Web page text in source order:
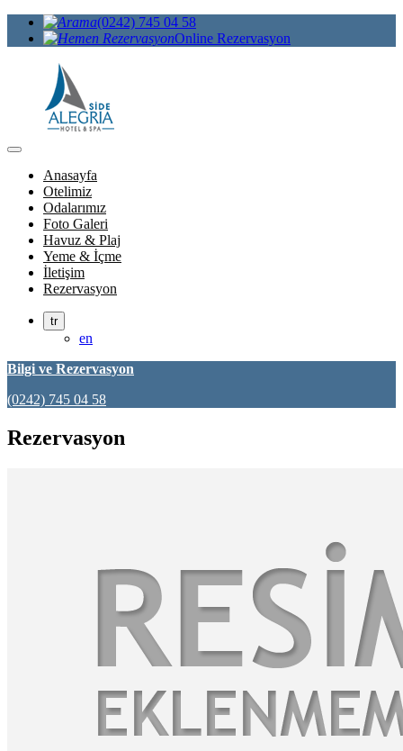
(0242) 745 04 58
Online Rezervasyon
Anasayfa
Otelimiz
Odalarımız
Foto Galeri
Havuz & Plaj
Yeme & İçme
İletişim
Rezervasyon
tr
en
Bilgi ve Rezervasyon
(0242) 745 04 58
Rezervasyon